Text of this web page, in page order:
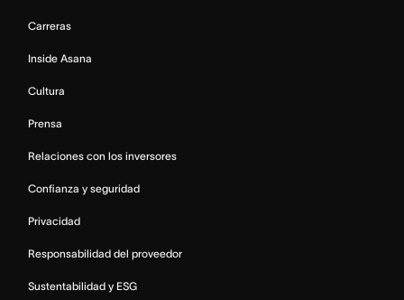
Carreras
Inside Asana
Cultura
Prensa
Relaciones con los inversores
Confianza y seguridad
Privacidad
Responsabilidad del proveedor
Sustentabilidad y ESG